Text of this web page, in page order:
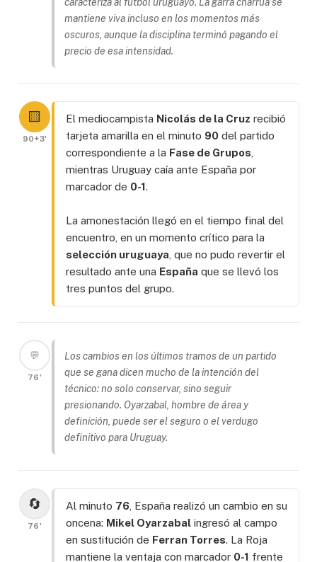
mantiene viva incluso en los momentos más
oscuros, aunque la disciplina terminó pagando el
precio de esa intensidad.
🟨
90+3'
El mediocampista Nicolás de la Cruz recibió
tarjeta amarilla en el minuto 90 del partido
correspondiente a la Fase de Grupos,
mientras Uruguay caía ante España por
marcador de 0-1.
La amonestación llegó en el tiempo final del
encuentro, en un momento crítico para la
selección uruguaya , que no pudo revertir el
resultado ante una España que se llevó los
tres puntos del grupo.
💬
76'
Los cambios en los últimos tramos de un partido
que se gana dicen mucho de la intención del
técnico: no solo conservar, sino seguir
presionando. Oyarzabal, hombre de área y
definición, puede ser el seguro o el verdugo
definitivo para Uruguay.
🔄
76'
Al minuto 76 , España realizó un cambio en su
oncena: Mikel Oyarzabal ingresó al campo
en sustitución de Ferran Torres. La Roja
mantiene la ventaja con marcador 0-1 frente